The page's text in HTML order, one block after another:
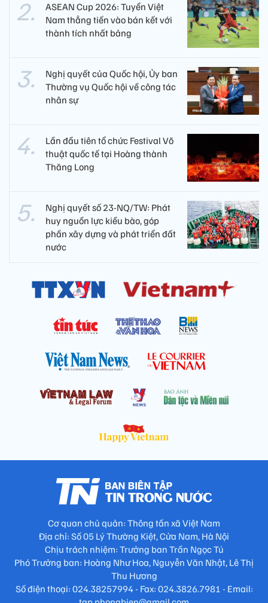
ASEAN Cup 2026: Tuyển Việt
Nam thẳng tiến vào bán kết với
thành tích nhất bảng
Nghị quyết của Quốc hội, Ủy ban
Thường vụ Quốc hội về công tác
nhân sự
Lần đầu tiên tổ chức Festival Võ
thuật quốc tế tại Hoàng thành
Thăng Long
Nghị quyết số 23-NQ/TW: Phát
huy nguồn lực kiều bào, góp
phần xây dựng và phát triển đất
nước
Cơ quan chủ quản: Thông tấn xã Việt Nam
Địa chỉ: Số 05 Lý Thường Kiệt, Cửa Nam, Hà Nội
Chịu trách nhiệm: Trưởng ban Trần Ngọc Tú
Phó Trưởng ban: Hoàng Như Hoa, Nguyễn Văn Nhật, Lê Thị
Thu Hương
Số điện thoại: 024.38257994 - Fax: 024.3826.7981 - Email: